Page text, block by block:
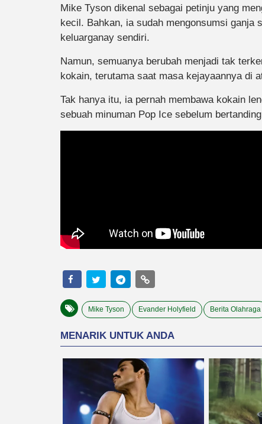
Mike Tyson dikenal sebagai petinju yang
kecil. Bahkan, ia sudah mengonsumsi ganja
keluarganay sendiri.
Namun, semuanya berubah menjadi tak
kokain, terutama saat masa kejayaannya di
Tak hanya itu, ia pernah membawa kokain
sebuah minuman Pop Ice sebelum
Mike Tyson Evander Holyfield Berita Olahraga